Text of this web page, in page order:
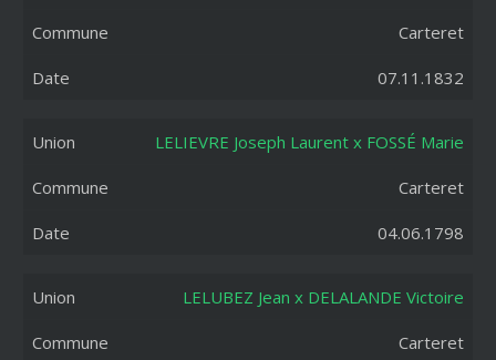
Carteret
07.11.1832
LELIEVRE Joseph Laurent x FOSSÉ Marie
Carteret
04.06.1798
LELUBEZ Jean x DELALANDE Victoire
Carteret